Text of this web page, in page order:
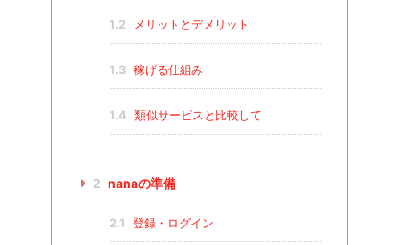
1.2 メリットとデメリット
1.3 稼げる仕組み
1.4 類似サービスと比較して
2 nanaの準備
2.1 登録・ログイン